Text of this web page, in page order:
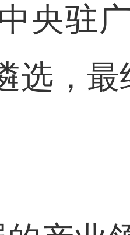
央驻
选，